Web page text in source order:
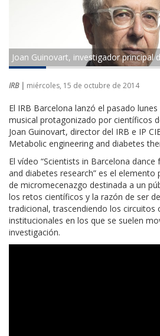
Joan Guinovart, investigador principal
IRB | miércoles, 15 de octubre de 2014
El IRB Barcelona lanzó el pasado
musical protagonizado por científicos
Joan Guinovart, director del IRB e IP
Metabolic engineering and diabetes
El vídeo “Scientists in Barcelona
and diabetes research” es el elemento
de micromecenazgo destinada a un
los retos científicos y la razón de ser
tradicional, trascendiendo los circuitos
institucionales en los que se suelen
investigación.